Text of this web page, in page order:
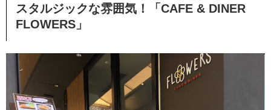
スタルジックな雰囲気！「CAFE & DINER
FLOWERS」